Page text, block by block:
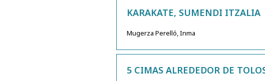
KARAKATE, SUMENDI ITZALIA
Mugerza Perelló, Inma
5 CIMAS ALREDEDOR DE